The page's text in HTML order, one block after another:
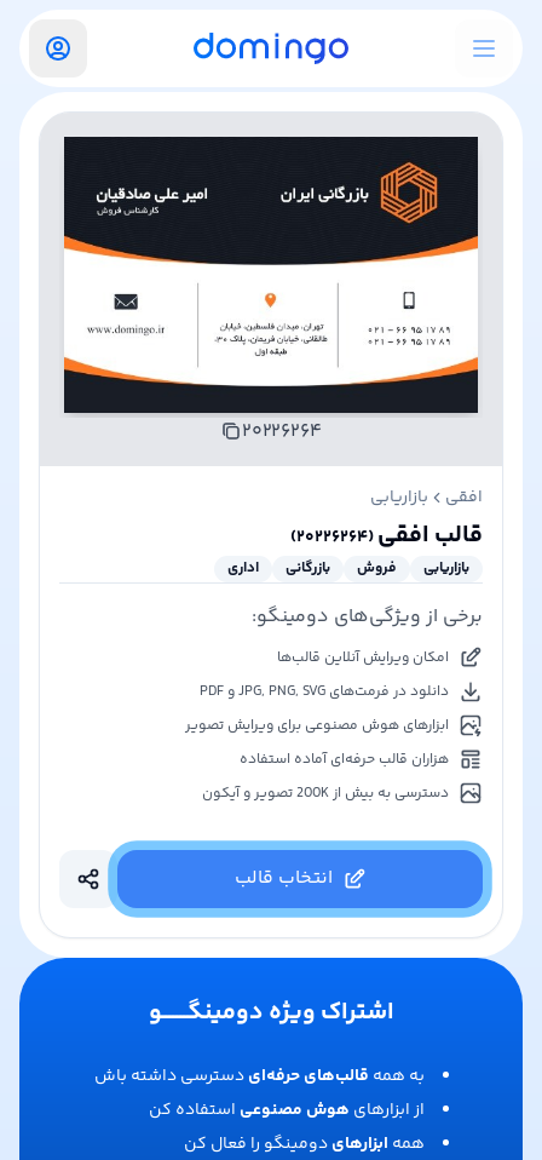
افقی بازاریابی
قالب افقی(۲۰۲۲۶۲۶۴)
بازاریابی فروش بازرگانی اداری
برخی از ویژگی‌های دومینگو:
امکان ویرایش آنلاین قالب‌ها
دانلود در فرمت‌های JPG, PNG, SVG و PDF
ابزارهای هوش مصنوعی برای ویرایش تصویر
هزاران قالب حرفه‌ای آماده استفاده
دسترسی به بیش از 200K تصویر و آیکون
انتخاب قالب
۲۰۲۲۶۲۶۴
اشتراک ویژه دومینگـــــــو
به همه قالب‌های حرفه‌ایدسترسی داشته باش
از ابزارهای هوش مصنوعی استفاده کن
همه ابزارهایدومینگو را فعال کن